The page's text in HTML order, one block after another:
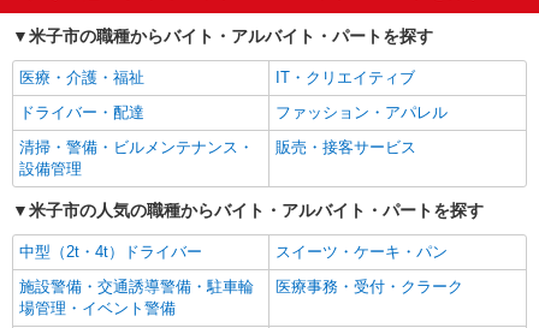
社員登用あり
米子市の職種からバイト・アルバイト・パートを探す
医療・介護・福祉
IT・クリエイティブ
ドライバー・配達
ファッション・アパレル
清掃・警備・ビルメンテナンス・
設備管理
販売・接客サービス
米子市の人気の職種からバイト・アルバイト・パートを探す
中型（2t・4t）ドライバー
スイーツ・ケーキ・パン
施設警備・交通誘導警備・駐車輪
場管理・イベント警備
医療事務・受付・クラーク